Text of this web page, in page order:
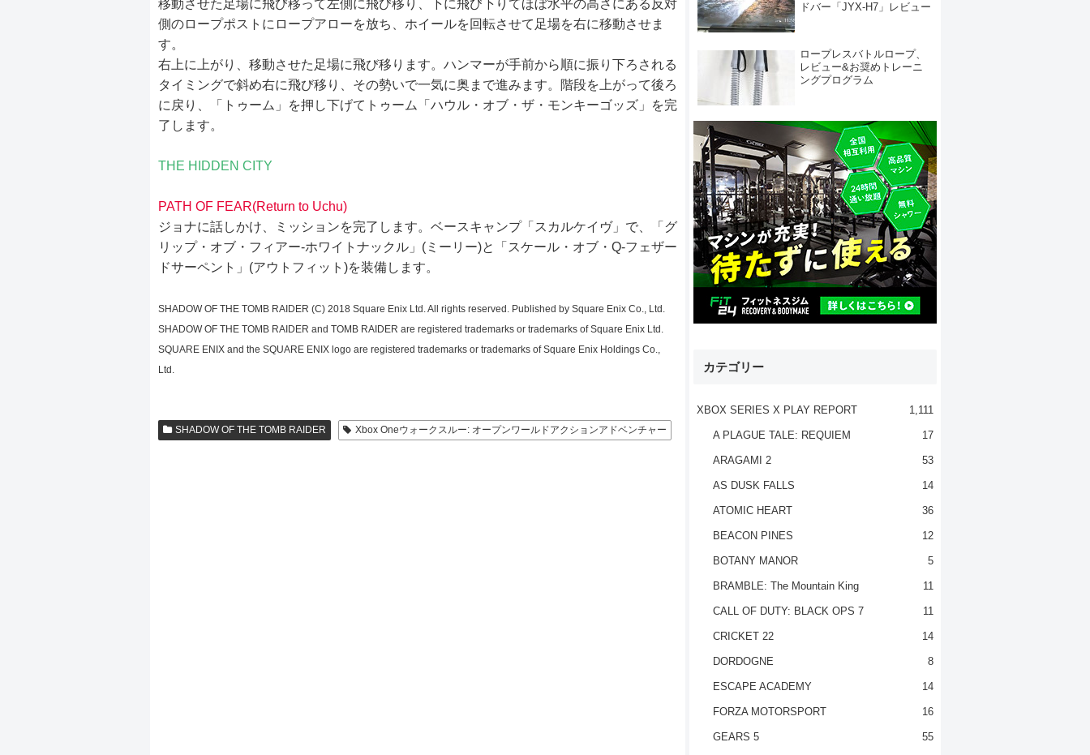
移動させた足場に飛び移って左側に飛び移り、下に飛び下りてほぼ水平の高さにある反対
側のロープポストにロープアローを放ち、ホイールを回転させて足場を右に移動させま
す。
右上に上がり、移動させた足場に飛び移ります。ハンマーが手前から順に振り下ろされる
タイミングで斜め右に飛び移り、その勢いで一気に奥まで進みます。階段を上がって後ろ
に戻り、「トゥーム」を押し下げてトゥーム「ハウル・オブ・ザ・モンキーゴッズ」を完
了します。
THE HIDDEN CITY
PATH OF FEAR(Return to Uchu)
ジョナに話しかけ、ミッションを完了します。ベースキャンプ「スカルケイヴ」で、「グ
リップ・オブ・フィアー-ホワイトナックル」(ミーリー)と「スケール・オブ・Q-フェザー
ドサーペント」(アウトフィット)を装備します。
SHADOW OF THE TOMB RAIDER (C) 2018 Square Enix Ltd. All rights reserved. Published by Square Enix Co., Ltd.
SHADOW OF THE TOMB RAIDER and TOMB RAIDER are registered trademarks or trademarks of Square Enix Ltd.
SQUARE ENIX and the SQUARE ENIX logo are registered trademarks or trademarks of Square Enix Holdings Co.,
Ltd.
SHADOW OF THE TOMB RAIDER Xbox Oneウォークスルー: オープンワールドアクションアドベンチャー
ドバー「JYX-H7」レビュー
ロープレスバトルロープ、
レビュー&お奨めトレーニ
ングプログラム
カテゴリー
XBOX SERIES X PLAY REPORT 1,111
A PLAGUE TALE: REQUIEM 17
ARAGAMI 2 53
AS DUSK FALLS 14
ATOMIC HEART 36
BEACON PINES 12
BOTANY MANOR 5
BRAMBLE: The Mountain King 11
CALL OF DUTY: BLACK OPS 7 11
CRICKET 22 14
DORDOGNE 8
ESCAPE ACADEMY 14
FORZA MOTORSPORT 16
GEARS 5 55